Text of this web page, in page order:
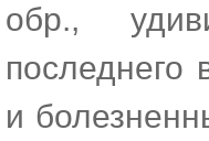
обр.,
последнего
и